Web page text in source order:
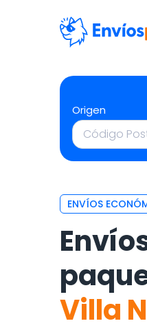
Origen
ENVÍOS
Villa